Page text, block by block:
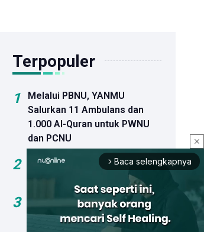
close
arrow_forward_ios Baca selengkapnya
Terpopuler
1
Melalui PBNU, YANMU
Salurkan 11 Ambulans dan
1.000 Al-Quran untuk PWNU
dan PCNU
2
Nasirun, Keluarganya, dan
3
Fariz Alnizar Dilantik sebagai
Rektor Unusia Periode 2026–